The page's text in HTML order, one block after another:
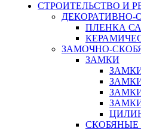
СТРОИТЕЛЬСТВО И
ПЛЕНКА
ЗАМОЧНО-
ЗАМКИ
СКОБЯНЫЕ